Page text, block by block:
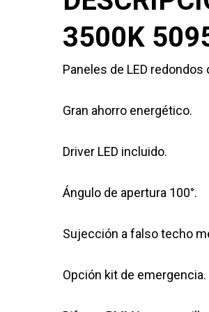
3500K
Paneles de LED
Gran ahorro energético.
Driver LED incluido.
Ángulo de apertura 100°.
Sujección a falso techo
Opción kit de emergencia.